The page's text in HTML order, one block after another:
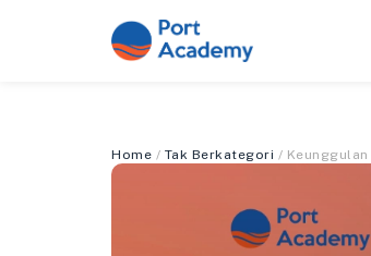
Home / Tak Berkategori /